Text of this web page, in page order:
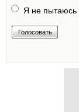
Я не пытаюсь